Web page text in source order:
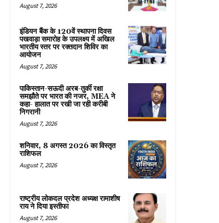
August 7, 2026
इंडियन बैंक के 120वें स्थापना दिवस
पखवाड़ा समारोह के उपलक्ष्य में अखिल
भारतीय स्तर पर रक्तदान शिविर का
आयोजन
August 7, 2026
पाकिस्तान-सऊदी अरब-तुर्की रक्षा
समझौते पर भारत की नजर, MEA ने
कहा- हालात पर रखी जा रही करीबी
निगरानी
August 7, 2026
शनिवार, 8 अगस्त 2026 का विस्तृत
राशिफल
August 7, 2026
राष्ट्रीय लोकदल प्रदेश अध्यक्ष रामाशीष
राय ने दिया इस्तीफा
August 7, 2026